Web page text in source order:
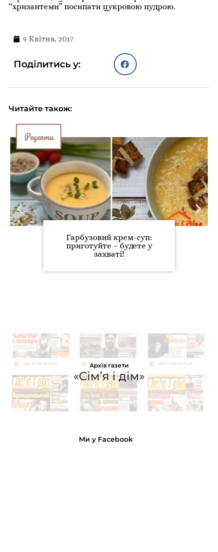
“хризантеми” посипати цукровою пудрою.
9 Квітня, 2017
Поділитись у:
Читайте також:
Рецепти
Гарбузовий крем-суп:
приготуйте – будете у
захваті!
Архів газети
«Сім’я і дім»
Ми у Facebook